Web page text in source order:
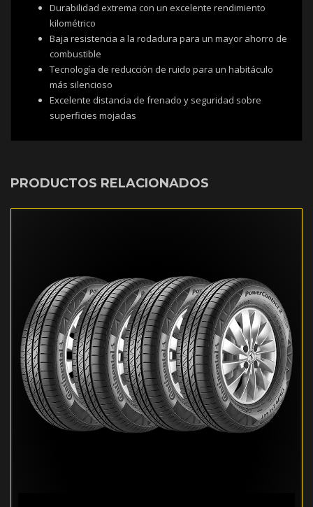
Durabilidad extrema con un excelente rendimiento
kilométrico
Baja resistencia a la rodadura para un mayor ahorro de
combustible
Tecnología de reducción de ruido para un habitáculo
más silencioso
Excelente distancia de frenado y seguridad sobre
superficies mojadas
PRODUCTOS RELACIONADOS